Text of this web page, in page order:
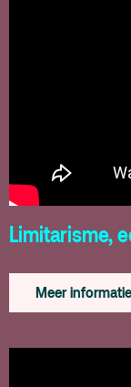
Limitarisme,
Meer informatie